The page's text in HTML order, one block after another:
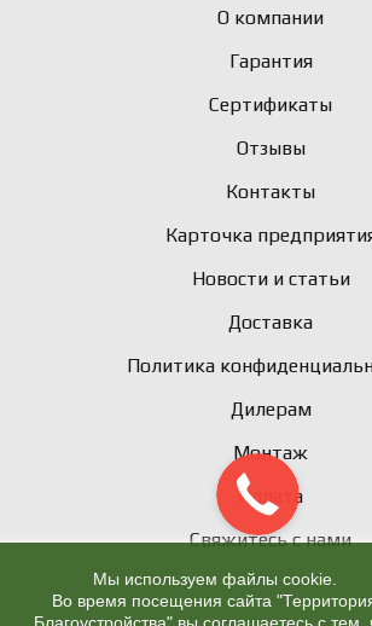
О компании
Гарантия
Сертификаты
Отзывы
Контакты
Карточка
Новости и статьи
Доставка
Политика
Дилерам
Монтаж
Оплата
Свяжитесь с нами
Мы используем файлы cookie.
Во время посещения сайта